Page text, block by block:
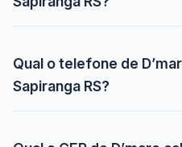
Qual o telefone de
Sapiranga RS?